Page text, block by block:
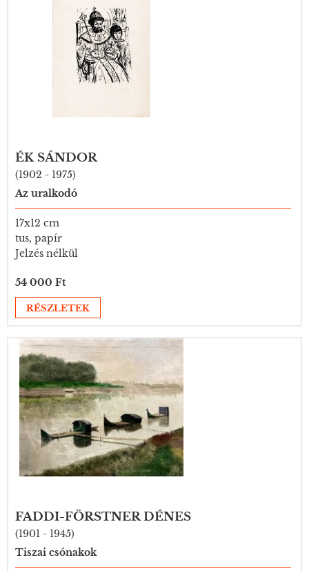
ÉK SÁNDOR
(1902 - 1975)
Az uralkodó
17x12 cm
tus, papír
Jelzés nélkül
54 000 Ft
RÉSZLETEK
FADDI-FÖRSTNER DÉNES
(1901 - 1945)
Tiszai csónakok